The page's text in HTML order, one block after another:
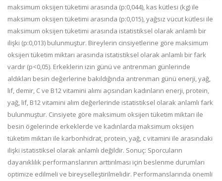
maksimum oksijen tüketimi arasında (p:0,044), kas kütlesi (kg) ile
maksimum oksijen tüketimi arasında (p:0,015), yağsız vücut kütlesi ile
maksimum oksijen tüketimi arasında istatistiksel olarak anlamlı bir
ilişki (p:0,013) bulunmuştur. Bireylerin cinsiyetlerine göre maksimum
oksijen tüketim miktarı arasında istatistiksel olarak anlamlı bir fark
vardır (p<0,05). Erkeklerin izin günü ve antrenman günlerinde
aldıkları besin değerlerine bakıldığında antrenman günü enerji, yağ,
lif, demir, C ve B12 vitamini alımı açısından kadınların enerji, protein,
yağ, lif, B12 vitamini alım değerlerinde istatistiksel olarak anlamlı fark
bulunmuştur. Cinsiyete göre maksimum oksijen tüketim miktarı ile
besin ögelerinde erkeklerde ve kadınlarda maksimum oksijen
tüketim miktarı ile karbonhidrat, protein, yağ, c vitamini ile arasındaki
ilişki istatistiksel olarak anlamlı değildir. Sonuç: Sporcuların
dayanıklılık performanslarının arttırılması için beslenme durumları
optimize edilmeli ve bireyselleştirilmelidir. Performanslarında önemli